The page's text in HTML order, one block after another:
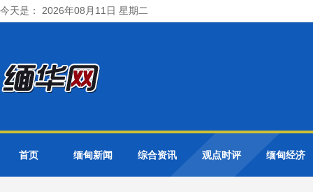
今天是： 2026年08月11日 星期二
首页 缅甸新闻 综合资讯 观点时评 缅甸经济